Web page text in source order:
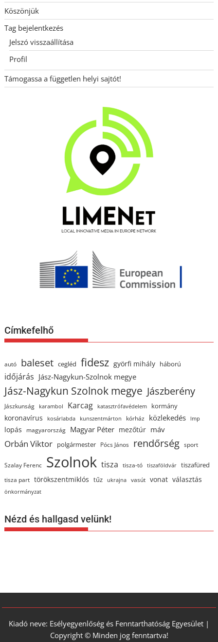
Köszönjük
Tag bejelentkezés
Jelszó visszaállítása
Profil
Támogassa a független helyi sajtót!
Címkefelhő
autó baleset cegléd fidesz györfi mihály háború
időjárás Jász-Nagykun-Szolnok megye
Jász-Nagykun Szolnok megye Jászberény
Jászkunság karambol Karcag katasztrófavédelem kormány
koronavírus kosárlabda kunszentmárton kórház közlekedés lmp
lopás magyarország Magyar Péter mezőtúr máv
Orbán Viktor polgármester Pócs János rendőrség sport
Szalay Ferenc Szolnok tisza tisza-tó tiszaföldvár tiszafüred
tisza part törökszentmiklós tűz ukrajna vasút vonat választás
önkormányzat
Nézd és hallgasd velünk!
Kiadó neve: Esélyegyenlőség és Fenntarthatóság Egyesület |
Copyright © Minden jog fenntartva!